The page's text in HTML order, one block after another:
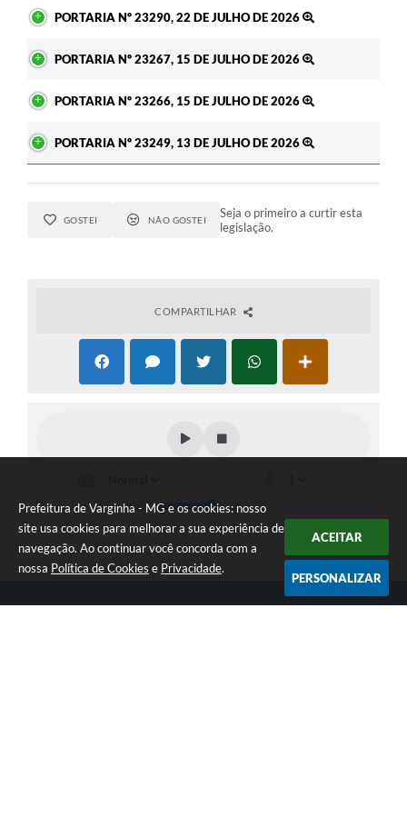
Prefeitura de Varginha - MG e os cookies: nosso
site usa cookies para melhorar a sua experiência de
navegação. Ao continuar você concorda com a
nossa Política de Cookies e Privacidade.
ACEITAR
PERSONALIZAR
PORTARIA Nº 23290, 22 DE JULHO DE 2026
PORTARIA Nº 23267, 15 DE JULHO DE 2026
PORTARIA Nº 23266, 15 DE JULHO DE 2026
PORTARIA Nº 23249, 13 DE JULHO DE 2026
GOSTEI NÃO GOSTEI
Seja o primeiro a curtir esta
legislação.
COMPARTILHAR